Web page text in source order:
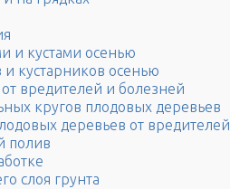
и кустами осенью
кустарников осенью
вредителей и болезней
кругов плодовых деревьев
деревьев от вредителей
полив
слоя грунта